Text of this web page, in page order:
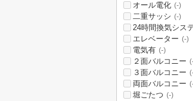
オール電化 (-)
二重サッシ (-)
24時間換気シス
エレベーター (-)
電気有 (-)
２面バルコニー
３面バルコニー
両面バルコニー
堀ごたつ (-)